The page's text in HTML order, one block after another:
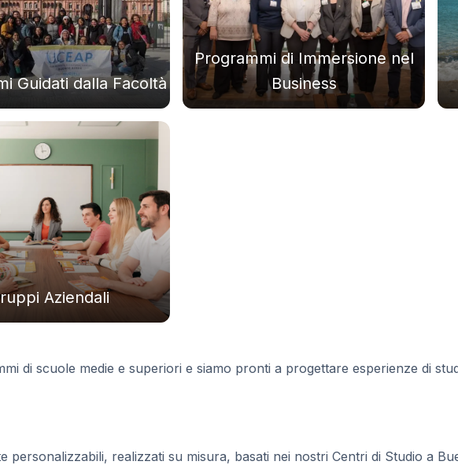
Guidati dalla Facoltà
Programmi di Immersione nel
Business
Aziendali
di scuole medie e superiori e siamo pronti a progettare esperienze di
realizzati su misura, basati nei nostri Centri di Studio a